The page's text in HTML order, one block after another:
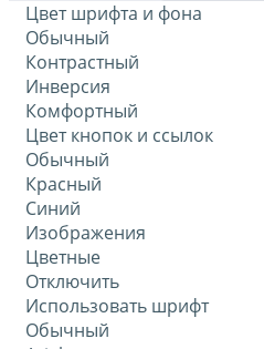
Цвет шрифта и фона
Обычный
Контрастный
Инверсия
Комфортный
Цвет кнопок и ссылок
Обычный
Красный
Синий
Изображения
Цветные
Отключить
Использовать шрифт
Обычный